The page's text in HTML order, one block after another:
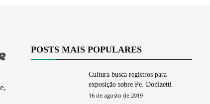
POSTS MAIS POPULARES
Cultura busca registros para
exposição sobre Pe. Donizetti
16 de agosto de 2019